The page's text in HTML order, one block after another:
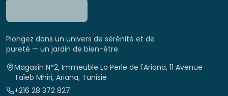
Plongez dans un univers de sérénité et de
pureté — un jardin de bien-être.
Magasin N°2, Immeuble La Perle de l'Ariana, 11 Avenue
Taïeb Mhiri, Ariana, Tunisie
+216 28 372 827